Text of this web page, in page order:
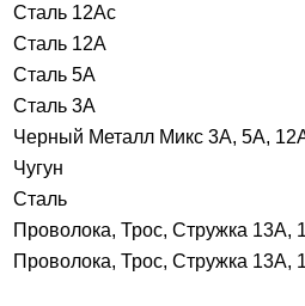
Сталь 12Ас
Сталь 12А
Сталь 5А
Сталь 3А
Черный Металл Микс 3А, 5А,
Чугун
Сталь
Проволока, Трос, Стружка 13А,
Проволока, Трос, Стружка 13А,